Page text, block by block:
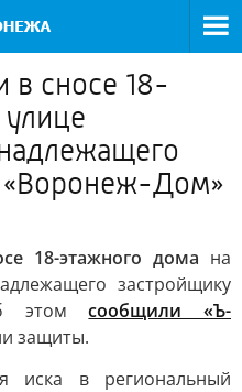
в сносе 18-
«Воронеж-Дом»
18-этажного дома на
застройщику
этомсообщили «Ъ-
защиты.
иска в региональный